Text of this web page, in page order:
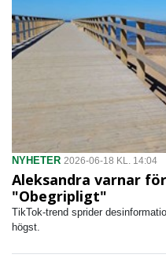
NYHETER 2026-06-18 KL. 14:04
Aleksandra varnar
"Obegripligt"
TikTok-trend sprider
högst.